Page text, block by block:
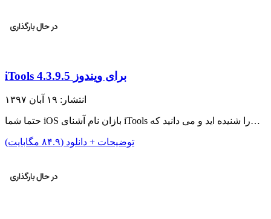
iTools 4.3.9.5 برای ویندوز
انتشار: ۱۹ آبان ۱۳۹۷
حتما شما iOS بازان نام آشنای iTools را شنیده اید و می دانید که…
توضیحات + دانلود (۸۴.۹ مگابایت)